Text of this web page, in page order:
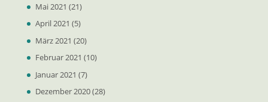
Mai 2021 (21)
April 2021 (5)
März 2021 (20)
Februar 2021 (10)
Januar 2021 (7)
Dezember 2020(28)